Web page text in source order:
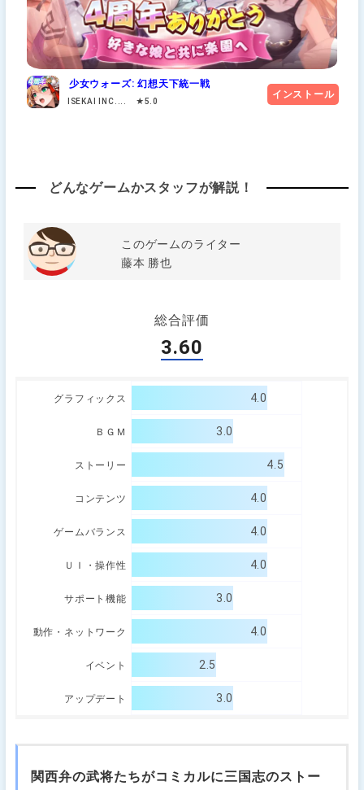
少女ウォーズ: 幻想天下統一戦
ISEKAI INC.... ★5.0
インストール
どんなゲームかスタッフが解説！
このゲームのライター
藤本 勝也
総合評価
3.60
グラフィックス 4.0
ＢＧＭ 3.0
ストーリー 4.5
コンテンツ 4.0
ゲームバランス 4.0
ＵＩ・操作性 4.0
サポート機能 3.0
動作・ネットワーク 4.0
イベント 2.5
アップデート 3.0
関西弁の武将たちがコミカルに三国志のストー